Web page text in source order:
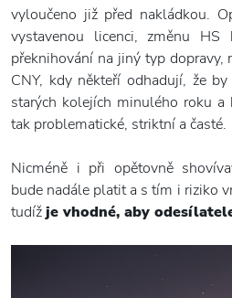
vyloučeno již před nakládkou.
vystavenou licenci, změnu
překnihování na jiný typ dopravy,
CNY, kdy někteří odhadují, že
starých kolejích minulého roku
tak problematické, striktní a časté.
Nicméně i při opětovně
bude nadále platit a s tím i riziko
tudížje vhodné, aby